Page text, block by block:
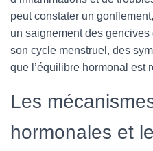
peut constater un
un saignement des
son cycle menstruel, des
que l’équilibre hormonal est
Les
hormonales et